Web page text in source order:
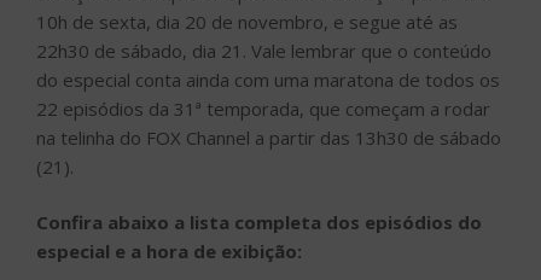
10h de sexta, dia 20 de novembro, e segue até as
22h30 de sábado, dia 21. Vale lembrar que o conteúdo
do especial conta ainda com uma maratona de todos os
22 episódios da 31ª temporada, que começam a rodar
na telinha do FOX Channel a partir das 13h30 de sábado
(21).
Confira abaixo a lista completa dos episódios do
especial e a hora de exibição: